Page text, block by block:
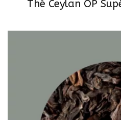
Thé Ceylan OP